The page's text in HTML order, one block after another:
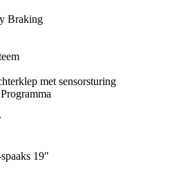
Braking
met sensorsturing
19"